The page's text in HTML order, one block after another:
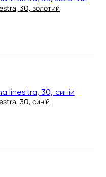
30, золотий
30, синій